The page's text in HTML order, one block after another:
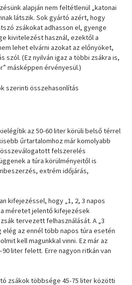
alapján nem feltétlenül „katonai
látszik. Sok gyártó azért, hogy
zsákokat adhasson el, gyenge
kivitelezést használ, ezektől a
lehet elvárni azokat az előnyöket,
szól. (Ez nyilván igaz a többi zsákra is,
másképpen érvényesül.)
szerinti összehasonlítás
az 50-60 liter körüli belső térrel
űrtartalomhoz már komolyabb
felszerelés
a túra körülményeitől is
extrém időjárás,
kifejezéssel, hogy „1, 2, 3 napos
a méretet jelentő kifejezések
tervezett felhasználását. A „3
az ennél több napos túra esetén
kell magunkkal vinni. Ez már az
liter felett. Erre nagyon ritkán van
zsákok többsége 45-75 liter közötti